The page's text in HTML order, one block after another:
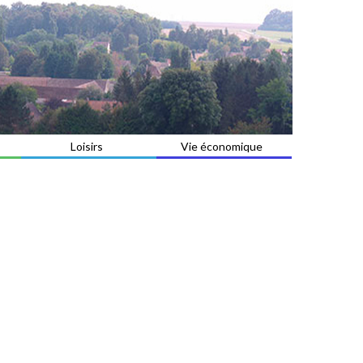
Loisirs Vie économique